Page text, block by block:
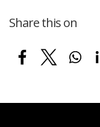
Share this on